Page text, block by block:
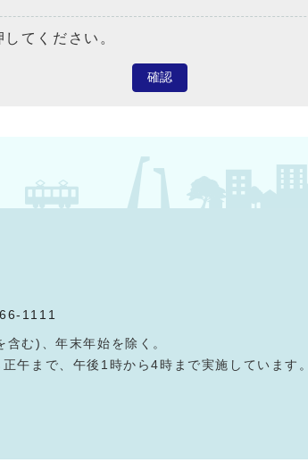
てください。
確認
1111
む)、年末年始を除く。
午まで、午後1時から4時まで実施しています。